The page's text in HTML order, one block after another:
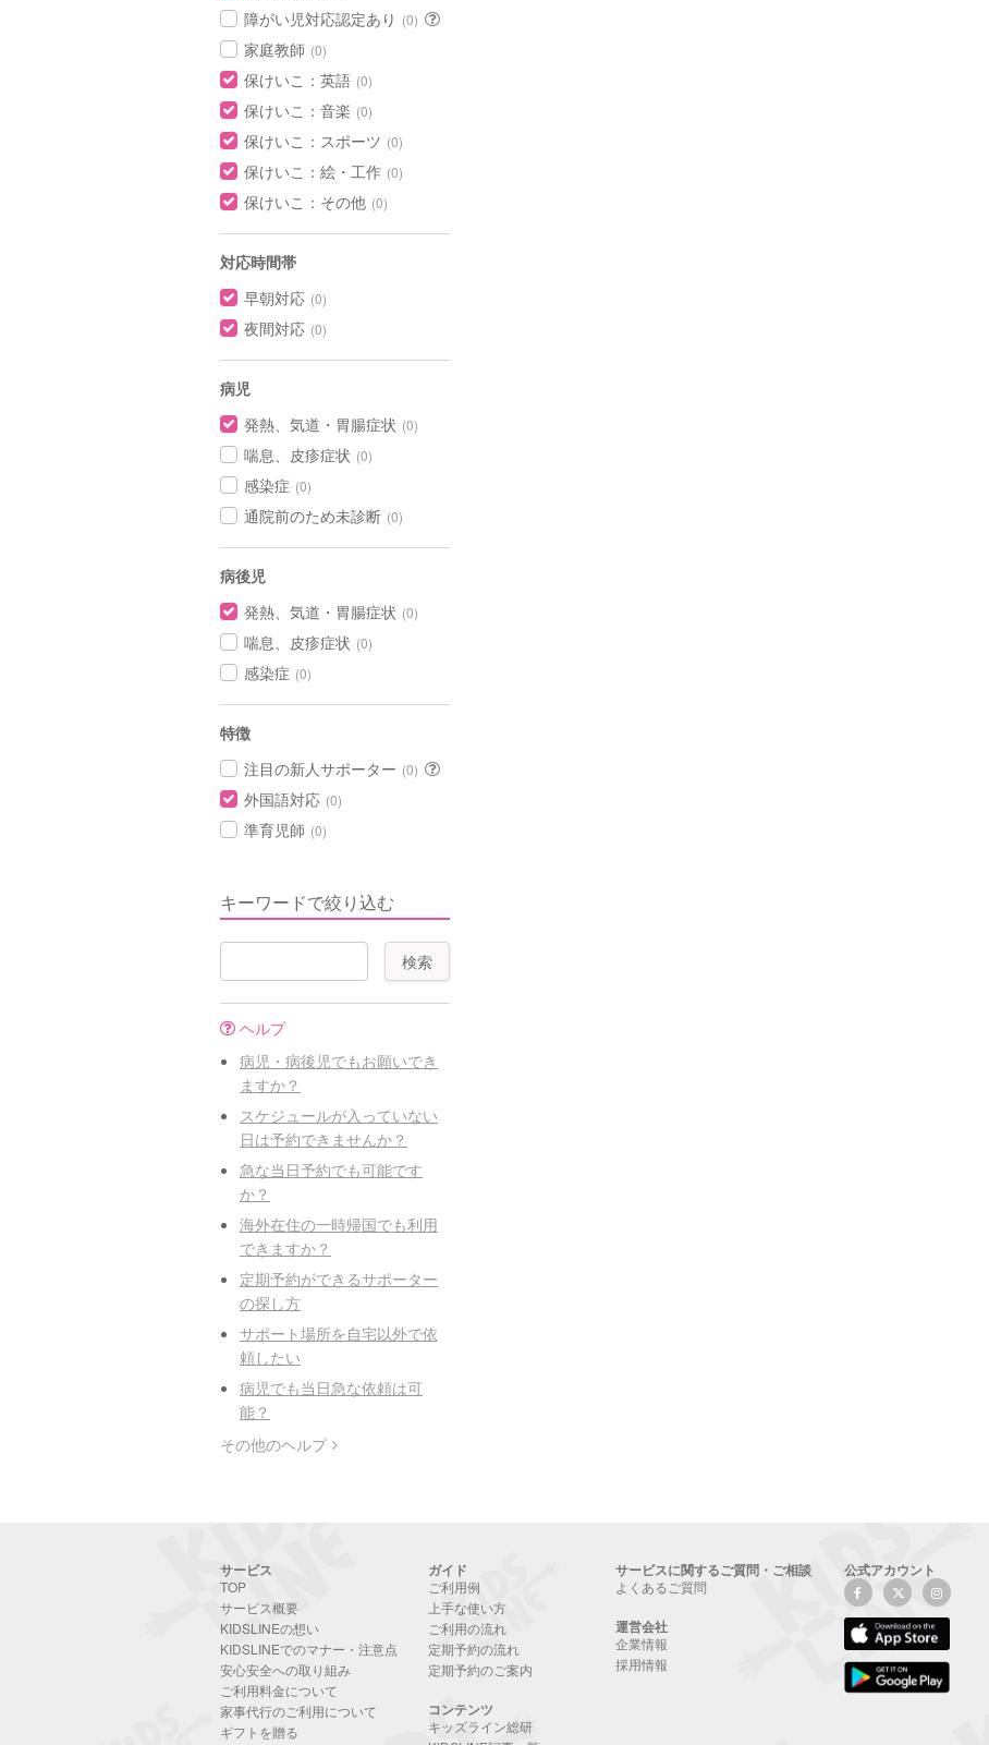
障がい児対応認定あり (0)
家庭教師 (0)
保けいこ：英語 (0)
保けいこ：音楽 (0)
保けいこ：スポーツ (0)
保けいこ：絵・工作 (0)
保けいこ：その他 (0)
対応時間帯
早朝対応 (0)
夜間対応 (0)
病児
発熱、気道・胃腸症状 (0)
喘息、皮疹症状 (0)
感染症 (0)
通院前のため未診断 (0)
病後児
発熱、気道・胃腸症状 (0)
喘息、皮疹症状 (0)
感染症 (0)
特徴
注目の新人サポーター (0)
外国語対応 (0)
準育児師 (0)
キーワードで絞り込む
ヘルプ
病児・病後児でもお願いでき
ますか？
スケジュールが入っていない
日は予約できませんか？
急な当日予約でも可能です
か？
海外在住の一時帰国でも利用
できますか？
定期予約ができるサポーター
の探し方
サポート場所を自宅以外で依
頼したい
病児でも当日急な依頼は可
能？
その他のヘルプ
サービス
TOP
サービス概要
KIDSLINEの想い
KIDSLINEでのマナー・注意点
安心安全への取り組み
ご利用料金について
家事代行のご利用について
ギフトを贈る
ガイド
ご利用例
上手な使い方
ご利用の流れ
定期予約の流れ
定期予約のご案内
コンテンツ
キッズライン総研
サービスに関するご質問・ご相談
よくあるご質問
運営会社
企業情報
採用情報
公式アカウント